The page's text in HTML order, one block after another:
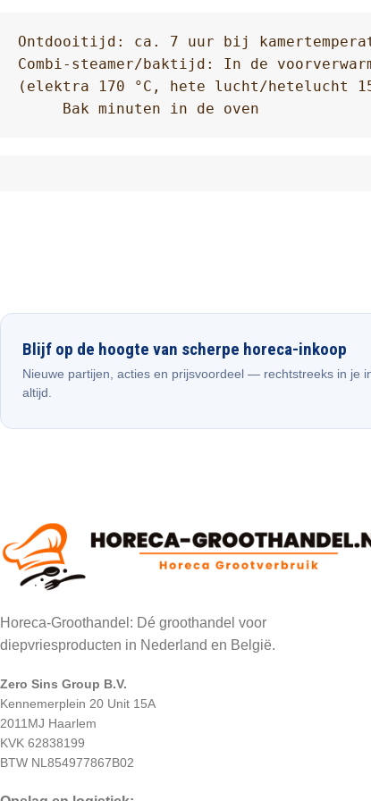
Ontdooitijd: ca. 7 uur bij
Combi-steamer/baktijd: In de
(elektra 170 °C, hete lucht/hetelucht
     Bak minuten in de oven
Blijf op de hoogte van scherpe horeca-inkoop
Nieuwe partijen, acties en prijsvoordeel — rechtstreeks in je
altijd.
Horeca-Groothandel: Dé groothandel voor
diepvriesproducten in Nederland en België.
Zero Sins Group B.V.
Kennemerplein 20 Unit 15A
2011MJ Haarlem
KVK 62838199
BTW NL854977867B02